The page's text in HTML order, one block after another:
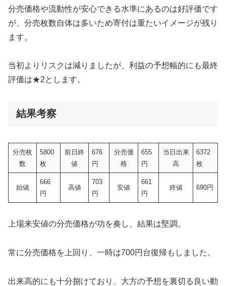
分売価格や流動性が安心できる水準にあるのは好評価です
が、分売枚数自体は多いため寄付は重たいイメージが残り
ます。
当初よりリスクは減りましたが、利益の予想幅的にも最終
評価は★2とします。
結果考察
分売枚
数
5800
枚
前日終
値
676
円
分売価
格
655
円
当日出来
高
6372
枚
始値
666
円
高値
703
円
安値
661
円
終値 690円
上場来安値の分売価格が功を奏し、結果は堅調。
常に分売価格を上回り、一時は700円台復帰もしました。
出来高的にも十分捌けており、大方の予想を裏切る良い動